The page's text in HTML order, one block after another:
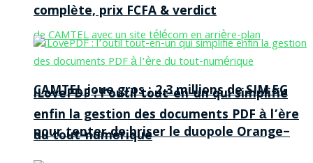
CAMTEL joue gros : 2,3 millions de SIM 5G
pour tenter de briser le duopole Orange–
complète, prix FCFA & verdict
iLovePDF : l’outil tout-en-un qui simplifie
enfin la gestion des documents PDF à l’ère
du tout-numérique